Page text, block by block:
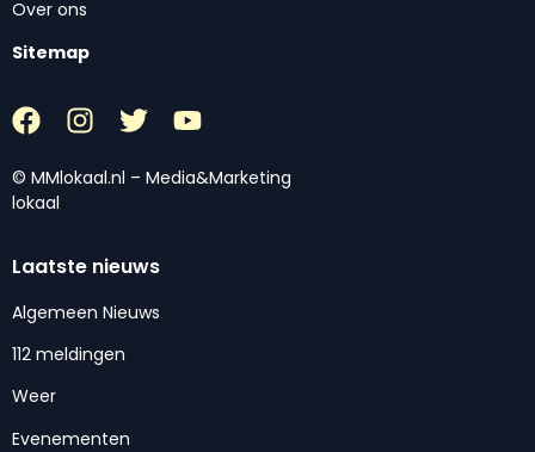
Over ons
Sitemap
© MMlokaal.nl – Media&Marketing
lokaal
Laatste nieuws
Algemeen Nieuws
112 meldingen
Weer
Evenementen